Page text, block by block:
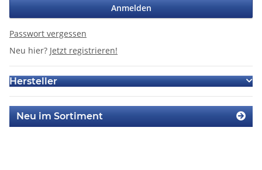
Anmelden
Passwort vergessen
Neu hier? Jetzt registrieren!
Hersteller
Neu im Sortiment